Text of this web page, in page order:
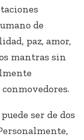
de
paz, amor,
mantras sin
ser de dos